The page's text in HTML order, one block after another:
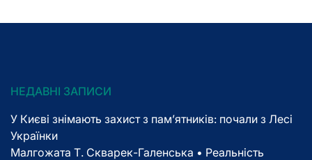
НЕДАВНІ ЗАПИСИ
У Києві знімають захист з пам’ятників: почали з Лесі
Українки
Малгожата Т. Скварек-Галенська • Реальність